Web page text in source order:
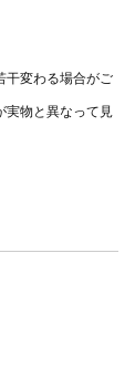
干変わる場合がご
実物と異なって見